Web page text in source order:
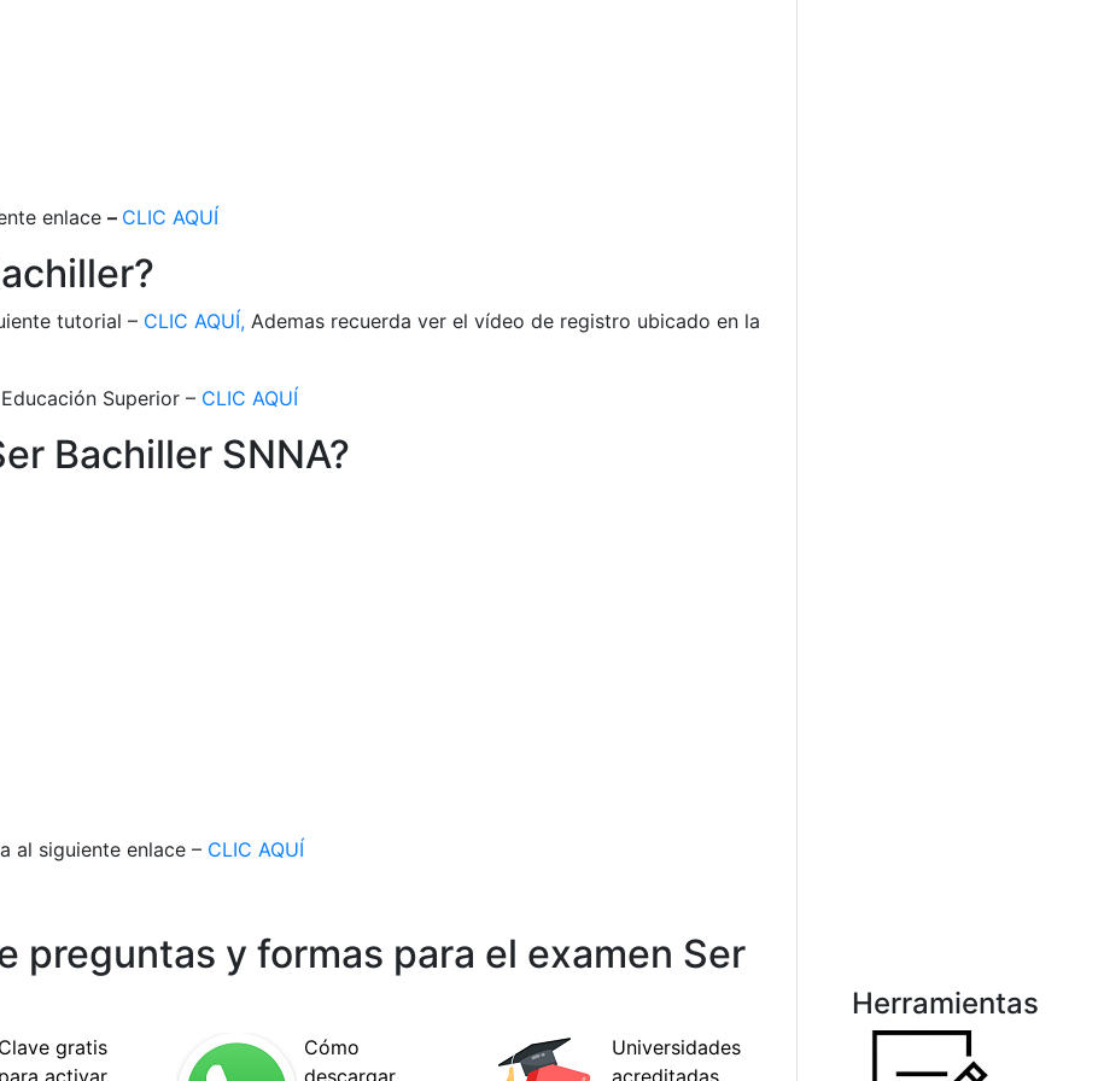
enlace – CLIC AQUÍ
tutorial – CLIC AQUÍ, Ademas recuerda ver el vídeo de registro ubicado en la
Superior – CLIC AQUÍ
Bachiller SNNA?
al siguiente enlace – CLIC AQUÍ
preguntas y formas para el examen Ser
Herramientas